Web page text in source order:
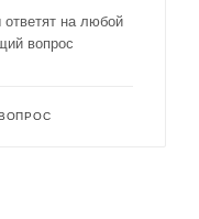
на любой
вопрос